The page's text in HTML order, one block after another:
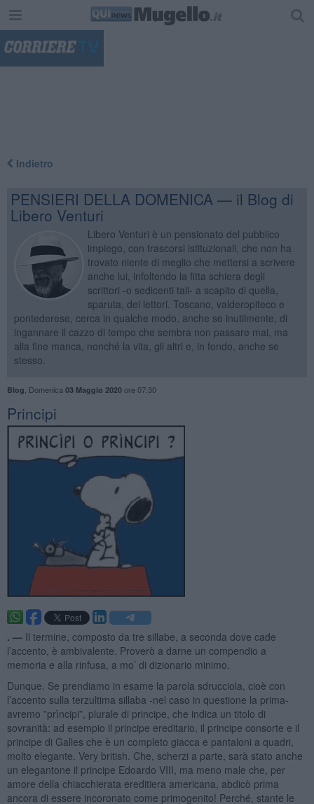
Indietro
PENSIERI DELLA DOMENICA — il Blog di
Libero Venturi
Libero Venturi è un pensionato del pubblico
impiego, con trascorsi istituzionali, che non ha
trovato niente di meglio che mettersi a scrivere
anche lui, infoltendo la fitta schiera degli
scrittori -o sedicenti tali- a scapito di quella,
sparuta, dei lettori. Toscano, valderopiteco e
pontederese, cerca in qualche modo, anche se inutilmente, di
ingannare il cazzo di tempo che sembra non passare mai, ma
alla fine manca, nonché la vita, gli altri e, in fondo, anche se
stesso.
Blog Domenica 03 Maggio 2020ore 07:30
Principi
. — Il termine, composto da tre sillabe, a seconda dove cade
l’accento, è ambivalente. Proverò a darne un compendio a
memoria e alla rinfusa, a mo’ di dizionario minimo.
Dunque. Se prendiamo in esame la parola sdrucciola, cioè con
l’accento sulla terzultima sillaba -nel caso in questione la prima-
avremo ”prìncipi”, plurale di principe, che indica un titolo di
sovranità: ad esempio il principe ereditario, il principe consorte e il
principe di Galles che è un completo giacca e pantaloni a quadri,
molto elegante. Very british. Che, scherzi a parte, sarà stato anche
un elegantone il principe Edoardo VIII, ma meno male che, per
amore della chiacchierata ereditiera americana, abdicò prima
ancora di essere incoronato come primogenito! Perché, stante le